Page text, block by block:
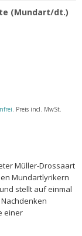
(Mundart/dt.)
. Preis incl. MwSt.
Müller-Drossaart
Mundartlyrikern
stellt auf einmal
einer